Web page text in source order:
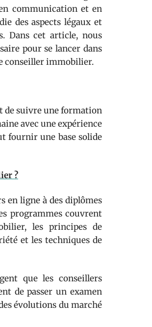
communication et en
des aspects légaux et
Dans cet article, nous
pour se lancer dans
conseiller immobilier.
de suivre une formation
avec une expérience
fournir une base solide
?
en ligne à des diplômes
programmes couvrent
les principes de
et les techniques de
que les conseillers
de passer un examen
évolutions du marché